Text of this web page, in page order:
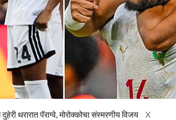
थरारात पॅराग्वे, मोरोक्कोचा संस्मरणीय विजय X